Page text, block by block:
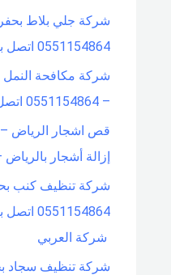
شركة جلي بلاط
0551154864 اتصل بنا – شركة العربي
شركة مكافحة النمل
– 0551154864 اتصل بنا – شركة العربي
قص اشجار الرياض
إزالة أشجار
شركة تنظيف كنب
شركة العربي
شركة تنظيف سجاد